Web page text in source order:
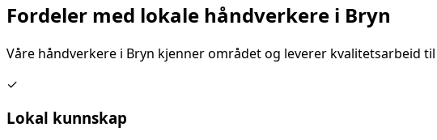
Fordeler med lokale håndverkere i Bryn
Våre håndverkere i Bryn kjenner området og leverer kvalitetsarbeid
✓
Lokal kunnskap